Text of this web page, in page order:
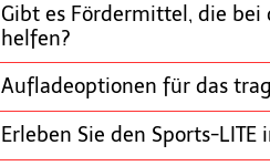
Gibt es Fördermittel, die bei
helfen?
Aufladeoptionen für das
Erleben Sie den Sports-LITE